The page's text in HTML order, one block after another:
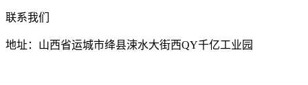
联系我们
地址：山西省运城市绛县涑水大街西QY千亿工业园